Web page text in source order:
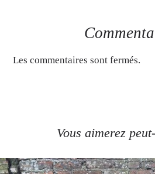
Les commentaires sont fermés.
Vous aimerez